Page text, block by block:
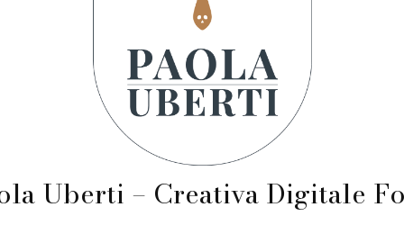
Uberti – Creativa Digitale